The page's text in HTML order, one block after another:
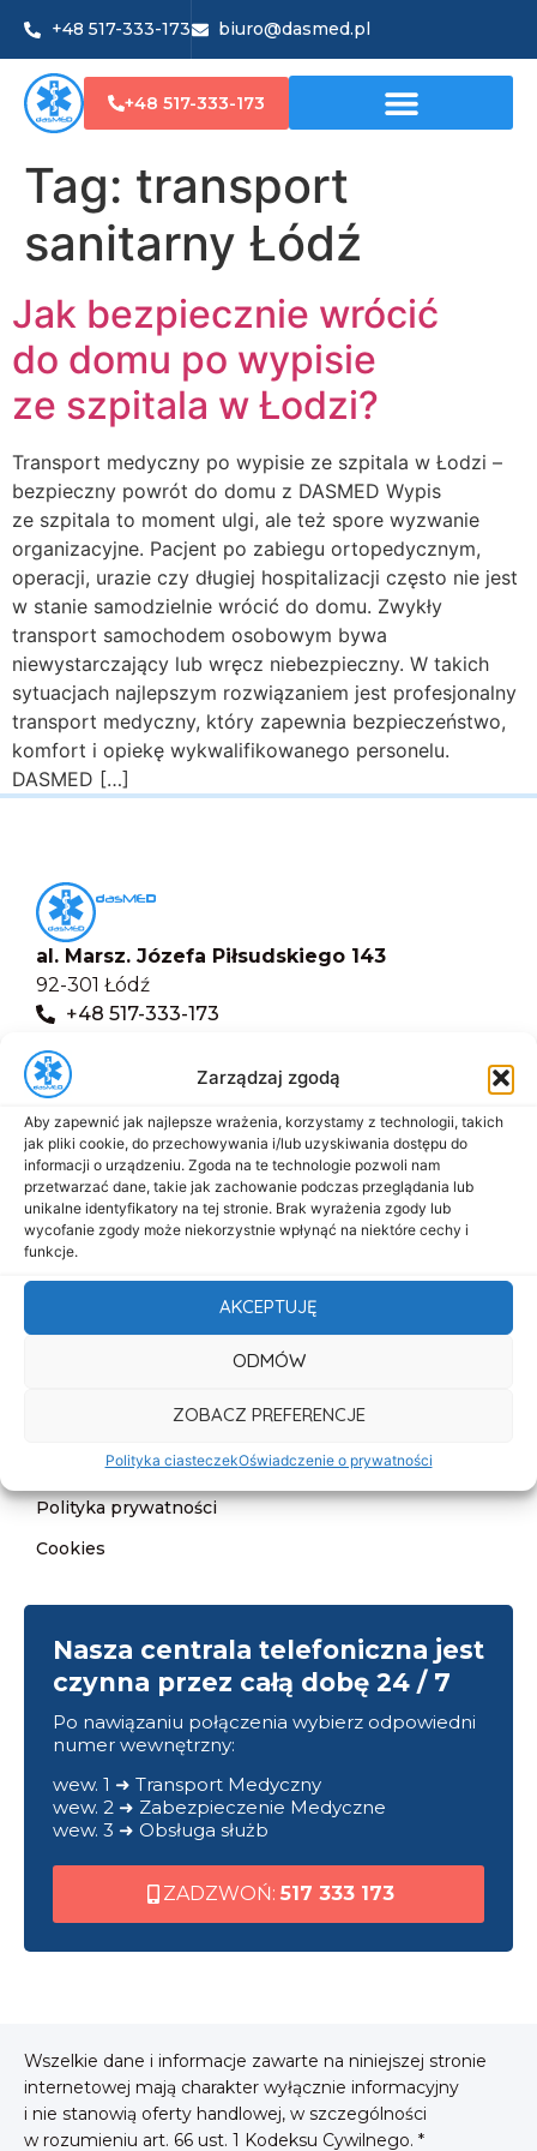
Zarządzaj zgodą
Aby zapewnić jak najlepsze wrażenia, korzystamy z technologii, takich
jak pliki cookie, do przechowywania i/lub uzyskiwania dostępu do
informacji o urządzeniu. Zgoda na te technologie pozwoli nam
przetwarzać dane, takie jak zachowanie podczas przeglądania lub
unikalne identyfikatory na tej stronie. Brak wyrażenia zgody lub
wycofanie zgody może niekorzystnie wpłynąć na niektóre cechy i
funkcje.
AKCEPTUJĘ
ODMÓW
ZOBACZ PREFERENCJE
Polityka ciasteczekOświadczenie o prywatności
+48 517-333-173 biuro@dasmed.pl
+48 517-333-173
Tag: transport
sanitarny Łódź
Jak bezpiecznie wrócić
do domu po wypisie
ze szpitala w Łodzi?
Transport medyczny po wypisie ze szpitala w Łodzi –
bezpieczny powrót do domu z DASMED Wypis
ze szpitala to moment ulgi, ale też spore wyzwanie
organizacyjne. Pacjent po zabiegu ortopedycznym,
operacji, urazie czy długiej hospitalizacji często nie jest
w stanie samodzielnie wrócić do domu. Zwykły
transport samochodem osobowym bywa
niewystarczający lub wręcz niebezpieczny. W takich
sytuacjach najlepszym rozwiązaniem jest profesjonalny
transport medyczny, który zapewnia bezpieczeństwo,
komfort i opiekę wykwalifikowanego personelu.
DASMED […]
al. Marsz. Józefa Piłsudskiego 143
92-301 Łódź
+48 517-333-173
biuro@dasmed.pl
Menu
Start
O nas
Oferta
Cennik
Kontakt
Deklaracja dostępności
Klauzula informacyjna
Polityka prywatności
Cookies
Nasza centrala telefoniczna jest
czynna przez całą dobę 24 / 7
Po nawiązaniu połączenia wybierz odpowiedni
numer wewnętrzny:
wew. 1 ➜ Transport Medyczny
wew. 2 ➜ Zabezpieczenie Medyczne
wew. 3 ➜ Obsługa służb
ZADZWOŃ: 517 333 173
Wszelkie dane i informacje zawarte na niniejszej stronie
internetowej mają charakter wyłącznie informacyjny
i nie stanowią oferty handlowej, w szczególności
w rozumieniu art. 66 ust. 1 Kodeksu Cywilnego. *